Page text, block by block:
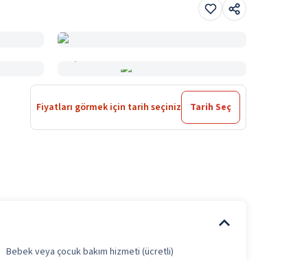
Fiyatları görmek için tarih seçiniz Tarih Seç
Bebek veya çocuk bakım hizmeti (ücretli)